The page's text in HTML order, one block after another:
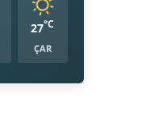
27°C
ÇAR